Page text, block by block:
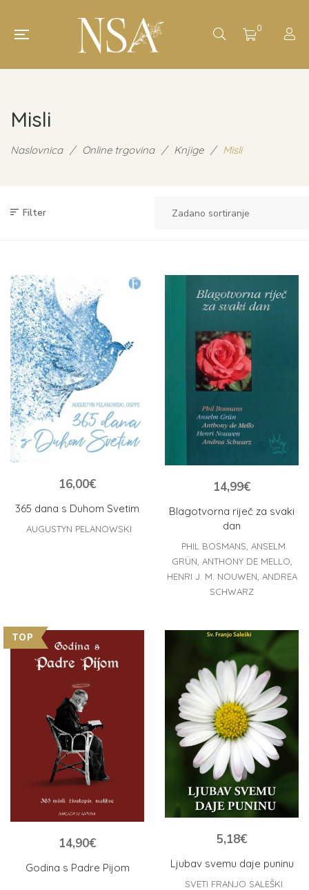
0
Misli
Naslovnica / Online trgovina / Knjige / Misli
Filter
365 dana s Duhom Svetim
16,00€
AUGUSTYN PELANOWSKI
Blagotvorna riječ za svaki
dan
14,99€
PHIL BOSMANS, ANSELM
GRÜN, ANTHONY DE MELLO,
HENRI J. M. NOUWEN, ANDREA
SCHWARZ
TOP
Godina s Padre Pijom
14,90€
Ljubav svemu daje puninu
5,18€
SVETI FRANJO SALEŠKI